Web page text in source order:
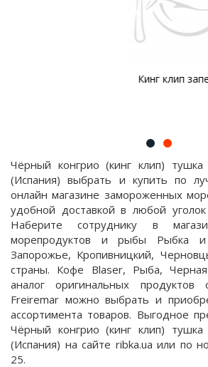
Кинг клип
Чёрный конгрио (кинг клип)
(Испания) выбрать и купить по
онлайн магазине замороженных
удобной доставкой в любой
Наберите сотруднику в
морепродуктов и рыбы Рыбка
Запорожье, Кропивницкий,
страны. Кофе Blaser, Рыба,
аналог оригинальных продуктов
Freiremar можно выбрать и
ассортимента товаров. Выгодное
Чёрный конгрио (кинг клип)
(Испания) на сайте ribka.ua или по
25.